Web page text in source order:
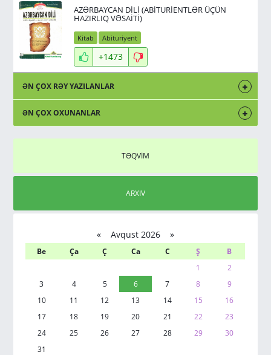
AZƏRBAYCAN DİLİ (ABİTURİENTLƏR ÜÇÜN
HAZIRLIQ VƏSAİTİ)
Kitab Abituriyent
+1473
ƏN ÇOX RƏY YAZILANLAR
ƏN ÇOX OXUNANLAR
TƏQVİM
ARXIV
«Avqust 2026 »
Be Ça Ç Ca C Ş
B
1
2
3
4 5 6 7 8
9
10
11 12 13 14 15
16
17
18 19 20 21 22
23
24
25 26 27 28 29
30
31